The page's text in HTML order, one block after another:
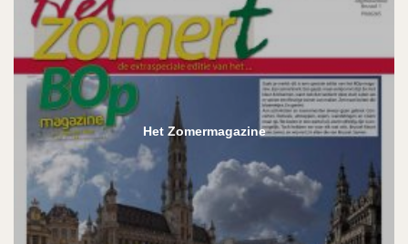
Het Zomermagazine